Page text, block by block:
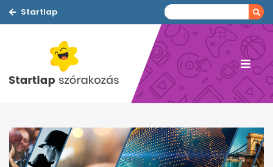
Startlap